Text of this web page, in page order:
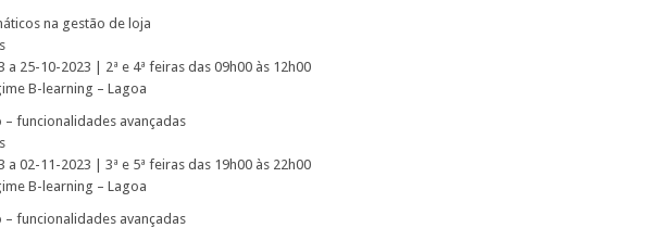
na gestão de loja
a 25-10-2023 | 2ª e 4ª feiras das 09h00 às 12h00
B-learning – Lagoa
– funcionalidades avançadas
a 02-11-2023 | 3ª e 5ª feiras das 19h00 às 22h00
B-learning – Lagoa
– funcionalidades avançadas